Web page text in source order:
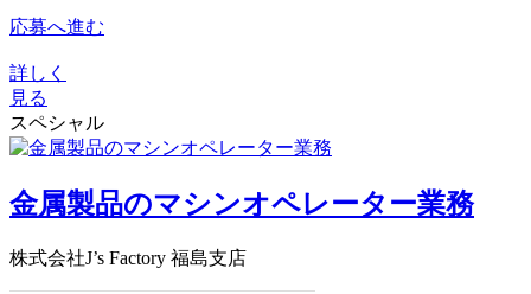
応募へ進む
詳しく
見る
スペシャル
金属製品のマシンオペレーター業務
株式会社J’s Factory 福島支店